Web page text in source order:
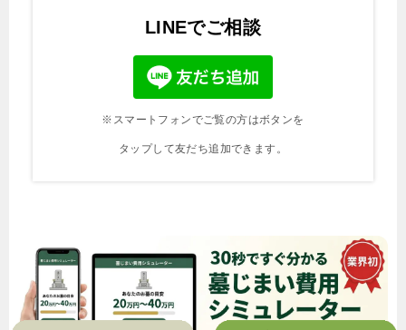
LINEでご相談
※スマートフォンでご覧の方はボタンを
タップして友だち追加できます。